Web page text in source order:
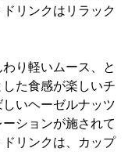
リンクはリラック
り軽いムース、と
た食感が楽しいチ
いヘーゼルナッツ
ションが施されて
リンクは、カップ